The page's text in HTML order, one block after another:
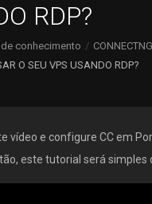
RDP?
de conhecimento
O SEU VPS USANDO RDP?
vídeo e configure CC em
este tutorial será simples